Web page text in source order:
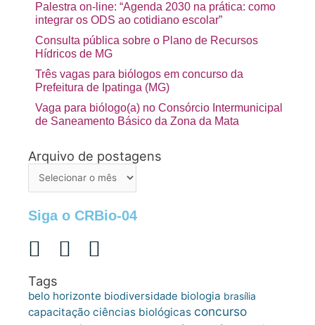
Palestra on-line: “Agenda 2030 na prática: como
integrar os ODS ao cotidiano escolar”
Consulta pública sobre o Plano de Recursos
Hídricos de MG
Três vagas para biólogos em concurso da
Prefeitura de Ipatinga (MG)
Vaga para biólogo(a) no Consórcio Intermunicipal
de Saneamento Básico da Zona da Mata
Arquivo de postagens
Arquivo
Siga o CRBio-04
Tags
belo horizonte biodiversidade biologia brasília
capacitação ciências biológicas concurso